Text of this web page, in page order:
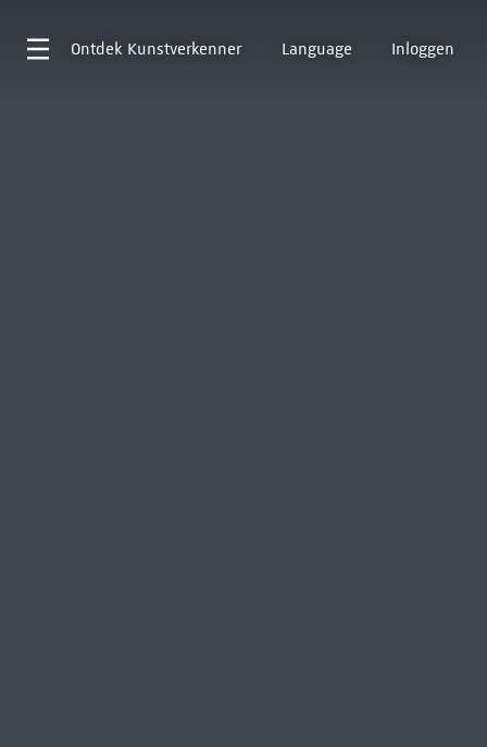
Ontdek Kunstverkenner Language Inloggen